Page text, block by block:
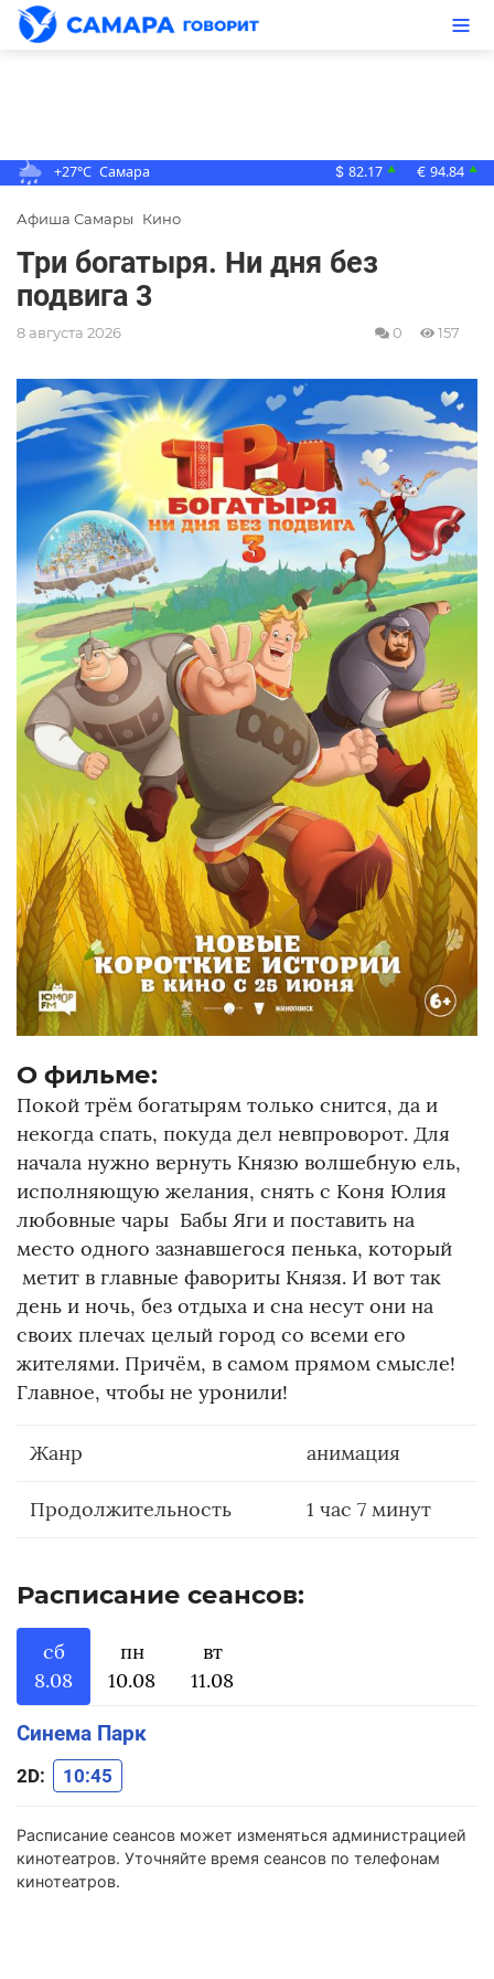
+27°C Самара $ 82.17 ▲ € 94.84 ▲
Афиша Самары Кино
Три богатыря. Ни дня без
подвига 3
8 августа 2026 0 157
О фильме:
Покой трём богатырям только снится, да и
некогда спать, покуда дел невпроворот. Для
начала нужно вернуть Князю волшебную ель,
исполняющую желания, снять с Коня Юлия
любовные чары Бабы Яги и поставить на
место одного зазнавшегося пенька, который
метит в главные фавориты Князя. И вот так
день и ночь, без отдыха и сна несут они на
своих плечах целый город со всеми его
жителями. Причём, в самом прямом смысле!
Главное, чтобы не уронили!
Жанр анимация
Продолжительность 1 час 7 минут
Расписание сеансов:
сб
8.08
пн
10.08
вт
11.08
Синема Парк
2D: 10:45
Расписание сеансов может изменяться администрацией
кинотеатров. Уточняйте время сеансов по телефонам
кинотеатров.